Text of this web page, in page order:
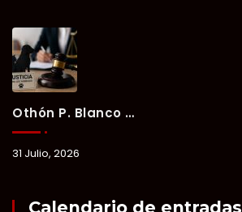
Othón P. Blanco Refrenda Su Compromiso Contra El Maltrato Animal: Vinculan A Proceso A Presunto Responsable Tras Denuncia Del Ayuntamiento.
31 Julio, 2026
Calendario de entradas